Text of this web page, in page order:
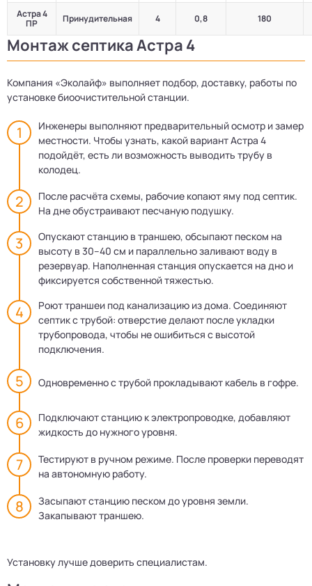
Астра 4
ПР
Принудительная 4 0,8 180
Монтаж септика Астра 4
Компания «Эколайф» выполняет подбор, доставку, работы по
установке биоочистительной станции.
Инженеры выполняют предварительный осмотр и замер
местности. Чтобы узнать, какой вариант Астра 4
подойдёт, есть ли возможность выводить трубу в
колодец.
После расчёта схемы, рабочие копают яму под септик.
На дне обустраивают песчаную подушку.
Опускают станцию в траншею, обсыпают песком на
высоту в 30–40 см и параллельно заливают воду в
резервуар. Наполненная станция опускается на дно и
фиксируется собственной тяжестью.
Роют траншеи под канализацию из дома. Соединяют
септик с трубой: отверстие делают после укладки
трубопровода, чтобы не ошибиться с высотой
подключения.
Одновременно с трубой прокладывают кабель в гофре.
Подключают станцию к электропроводке, добавляют
жидкость до нужного уровня.
Тестируют в ручном режиме. После проверки переводят
на автономную работу.
Засыпают станцию песком до уровня земли.
Закапывают траншею.
Установку лучше доверить специалистам.